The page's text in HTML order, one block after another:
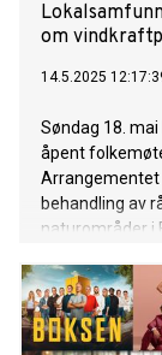
om
14.5.2025
Søndag 18.
åpent
Arrangementet
behandling av
naturområder i